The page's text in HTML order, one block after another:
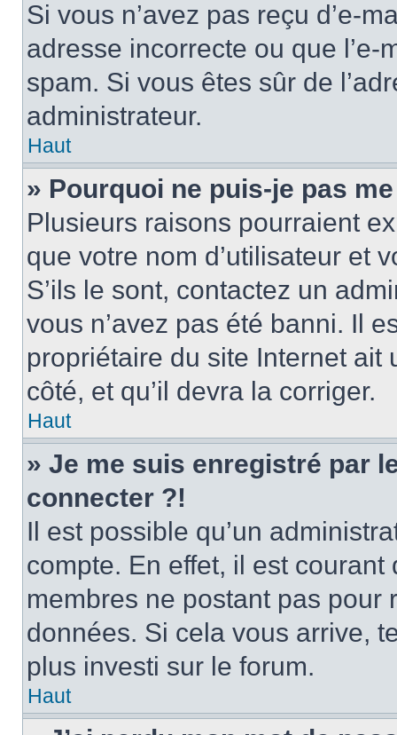
Si vous n’avez pas reçu d’e-
adresse incorrecte ou que
spam. Si vous êtes sûr de
administrateur.
Haut
» Pourquoi ne puis-je pas
Plusieurs raisons pourraient
que votre nom d’utilisateur et
S’ils le sont, contactez un
vous n’avez pas été banni. Il
propriétaire du site Internet
côté, et qu’il devra la corriger.
Haut
» Je me suis enregistré par
connecter ?!
Il est possible qu’un
compte. En effet, il est
membres ne postant pas
données. Si cela vous arrive,
plus investi sur le forum.
Haut